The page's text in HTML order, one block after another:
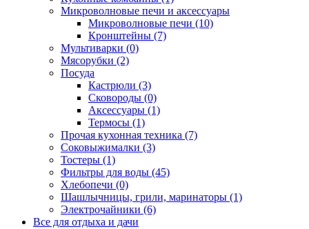
Микроволновые печи и аксессуары
Микроволновые печи (10)
Кронштейны (7)
Мультиварки (0)
Мясорубки (2)
Посуда
Кастрюли (3)
Сковороды (0)
Аксессуары (1)
Термосы (1)
Прочая кухонная техника (7)
Соковыжималки (3)
Тостеры (1)
Фильтры для воды (45)
Хлебопечи (0)
Шашлычницы, грили, маринаторы (1)
Электрочайники (6)
Все для отдыха и дачи